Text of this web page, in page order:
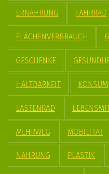
ERNÄHRUNG FAHRRAD
FLÄCHENVERBRAUCH
GESCHENKE
HALTBARKEIT KONSUM
LASTENRAD
MEHRWEG MOBILITÄT
NAHRUNG PLASTIK